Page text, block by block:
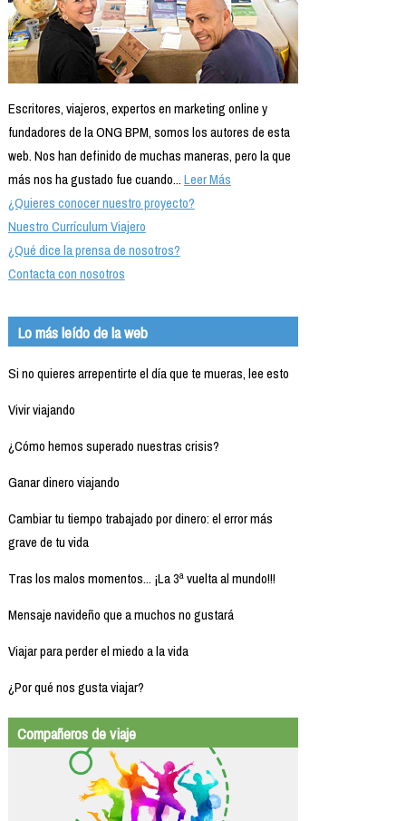
Escritores, viajeros, expertos en marketing online y
fundadores de la ONG BPM, somos los autores de esta
web. Nos han definido de muchas maneras, pero la que
más nos ha gustado fue cuando...Leer Más
¿Quieres conocer nuestro proyecto?
Nuestro Currículum Viajero
¿Qué dice la prensa de nosotros?
Contacta con nosotros
Lo más leído de la web
Si no quieres arrepentirte el día que te mueras, lee esto
Vivir viajando
¿Cómo hemos superado nuestras crisis?
Ganar dinero viajando
Cambiar tu tiempo trabajado por dinero: el error más
grave de tu vida
Tras los malos momentos... ¡La 3ª vuelta al mundo!!!
Mensaje navideño que a muchos no gustará
Viajar para perder el miedo a la vida
¿Por qué nos gusta viajar?
Compañeros de viaje